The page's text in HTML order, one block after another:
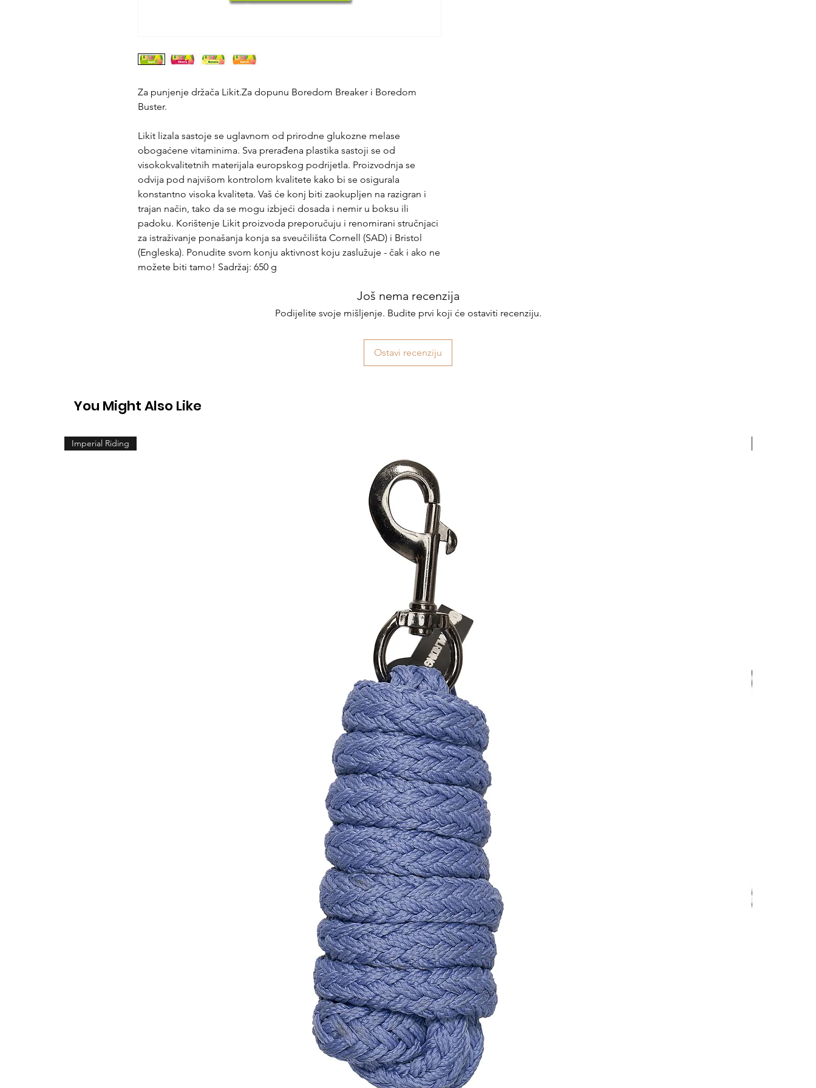
Za punjenje držača Likit.Za dopunu Boredom Breaker i Boredom
Buster.
Likit lizala sastoje se uglavnom od prirodne glukozne melase
obogaćene vitaminima. Sva prerađena plastika sastoji se od
visokokvalitetnih materijala europskog podrijetla. Proizvodnja se
odvija pod najvišom kontrolom kvalitete kako bi se osigurala
konstantno visoka kvaliteta. Vaš će konj biti zaokupljen na razigran i
trajan način, tako da se mogu izbjeći dosada i nemir u boksu ili
padoku. Korištenje Likit proizvoda preporučuju i renomirani stručnjaci
za istraživanje ponašanja konja sa sveučilišta Cornell (SAD) i Bristol
(Engleska). Ponudite svom konju aktivnost koju zaslužuje - čak i ako ne
možete biti tamo! Sadržaj: 650 g
Još nema recenzija
Podijelite svoje mišljenje. Budite prvi koji će ostaviti recenziju.
Ostavi recenziju
You Might Also Like
Imperial Riding